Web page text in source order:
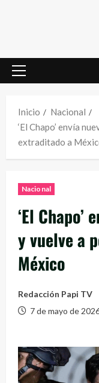
Menú
Inicio
Nacional
‘El Chapo’ envía
extraditado a
Nacional
‘El Chapo’
y vuelve a
México
Redacción Papi TV
7 de mayo de